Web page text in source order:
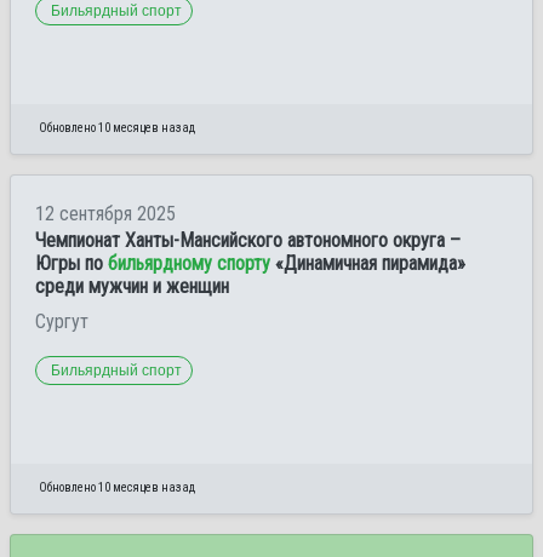
Бильярдный спорт
Обновлено 10 месяцев назад
12 сентября 2025
Чемпионат Ханты-Мансийского автономного округа –
Югры по бильярдному спорту «Динамичная пирамида»
среди мужчин и женщин
Сургут
Бильярдный спорт
Обновлено 10 месяцев назад